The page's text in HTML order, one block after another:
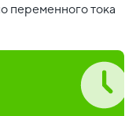
переменного тока